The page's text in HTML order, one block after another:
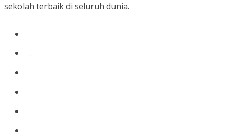
sekolah terbaik di seluruh dunia.